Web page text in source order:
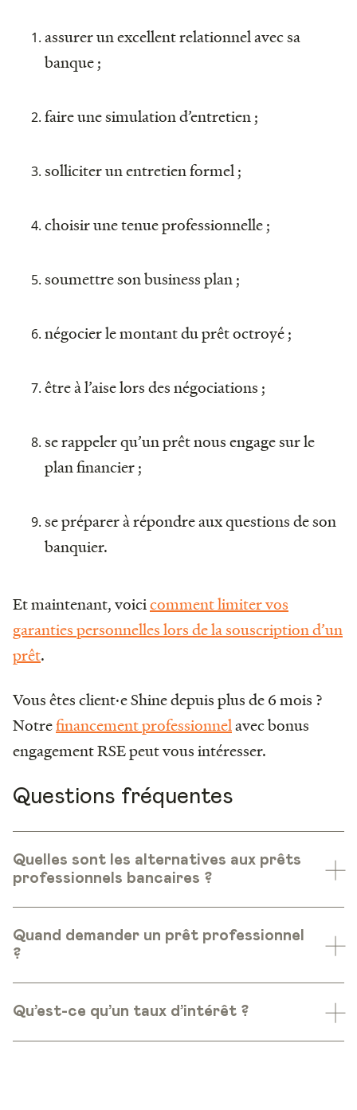
assurer un excellent relationnel avec sa
banque ;
faire une simulation d’entretien ;
solliciter un entretien formel ;
choisir une tenue professionnelle ;
soumettre son business plan ;
négocier le montant du prêt octroyé ;
être à l’aise lors des négociations ;
se rappeler qu’un prêt nous engage sur le
plan financier ;
se préparer à répondre aux questions de son
banquier.
Et maintenant, voicicomment limiter vos
garanties personnelles lors de la souscription d’un
prêt.
Vous êtes client·e Shine depuis plus de 6 mois ?
Notrefinancement professionnelavec bonus
engagement RSE peut vous intéresser.
Questions fréquentes
Quelles sont les alternatives aux prêts
professionnels bancaires ?
Quand demander un prêt professionnel
?
Qu’est-ce qu’un taux d’intérêt ?